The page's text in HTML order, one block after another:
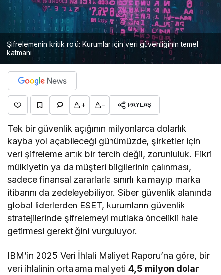
Şifrelemenin kritik rolü: Kurumlar için veri güvenliğinin temel
katmanı
+ - PAYLAŞ
Tek bir güvenlik açığının milyonlarca dolarlık
kayba yol açabileceği günümüzde, şirketler için
veri şifreleme artık bir tercih değil, zorunluluk. Fikri
mülkiyetin ya da müşteri bilgilerinin çalınması,
sadece finansal zararlarla sınırlı kalmayıp marka
itibarını da zedeleyebiliyor. Siber güvenlik alanında
global liderlerden ESET, kurumların güvenlik
stratejilerinde şifrelemeyi mutlaka öncelikli hale
getirmesi gerektiğini vurguluyor.
IBM’in 2025 Veri İhlali Maliyet Raporu’na göre, bir
veri ihlalinin ortalama maliyeti4,5 milyon dolar